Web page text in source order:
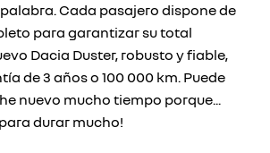
Cada pasajero dispone de
para garantizar su total
Dacia Duster, robusto y fiable,
de 3 años o 100 000 km. Puede
nuevo mucho tiempo porque...
durar mucho!